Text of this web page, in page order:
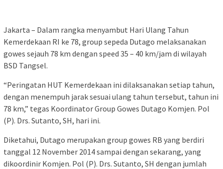
Jakarta – Dalam rangka menyambut Hari Ulang Tahun
Kemerdekaan RI ke 78, group sepeda Dutago melaksanakan
gowes sejauh 78 km dengan speed 35 – 40 km/jam di wilayah
BSD Tangsel.
“Peringatan HUT Kemerdekaan ini dilaksanakan setiap tahun,
dengan menempuh jarak sesuai ulang tahun tersebut, tahun ini
78 km,” tegas Koordinator Group Gowes Dutago Komjen. Pol
(P). Drs. Sutanto, SH, hari ini.
Diketahui, Dutago merupakan group gowes RB yang berdiri
tanggal 12 November 2014 sampai dengan sekarang, yang
dikoordinir Komjen. Pol (P). Drs. Sutanto, SH dengan jumlah